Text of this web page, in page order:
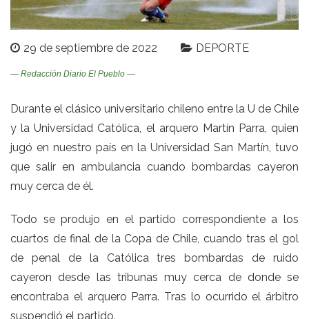
29 de septiembre de 2022 DEPORTE
— Redacción Diario El Pueblo —
Durante el clásico universitario chileno entre la U de Chile
y la Universidad Católica, el arquero Martín Parra, quien
jugó en nuestro país en la Universidad San Martín, tuvo
que salir en ambulancia cuando bombardas cayeron
muy cerca de él.
Todo se produjo en el partido correspondiente a los
cuartos de final de la Copa de Chile, cuando tras el gol
de penal de la Católica tres bombardas de ruido
cayeron desde las tribunas muy cerca de donde se
encontraba el arquero Parra. Tras lo ocurrido el árbitro
suspendió el partido.